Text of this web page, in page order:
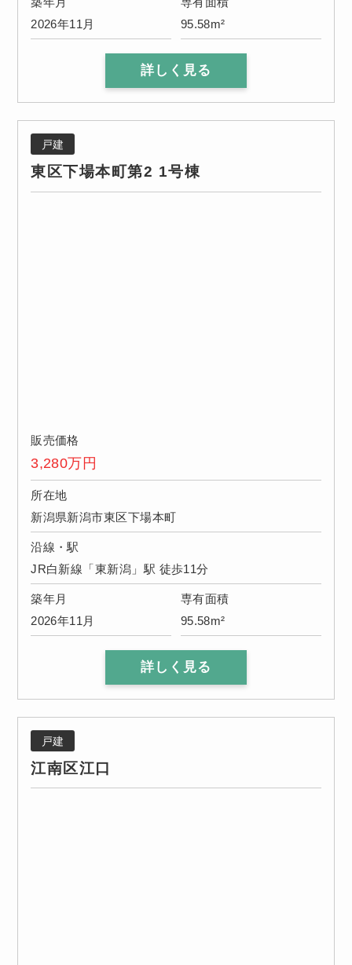
2026年11月
95.58m²
詳しく見る
戸建
東区下場本町第2 1号棟
販売価格
3,280万円
所在地
新潟県新潟市東区下場本町
沿線・駅
JR白新線「東新潟」駅 徒歩11分
築年月
2026年11月
専有面積
95.58m²
詳しく見る
戸建
江南区江口